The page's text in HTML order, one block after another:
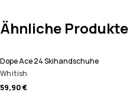
Ähnliche Produkte
Dope Ace 24 Skihandschuhe
Whitish
59,90 €